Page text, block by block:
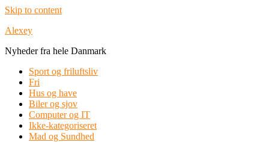
Skip to content
Alexey
Nyheder fra hele Danmark
Sport og friluftsliv
Fri
Hus og have
Biler og sjov
Computer og IT
Ikke-kategoriseret
Mad og Sundhed